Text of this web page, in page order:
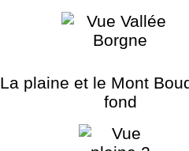
La plaine et le Mont
fond